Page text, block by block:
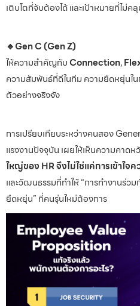
เติบโตที่จับต้องได้ และเป้าหมายที่ไม่ค
🔹Gen C (Gen Z)
ให้ความสำคัญกับConnection,
ความสัมพันธ์ที่ดีในทีม ความยืดหยุ่นใน
ตัวอย่างจริงจัง
การเปรียบเทียบระหว่างคนสอง
แรงงานปัจจุบัน เผยให้เห็นความคาด
ใหญ่ของ HR จึงไม่ใช่แค่การเข้าใจ
และวัฒนธรรมที่ทำให้ “การทำงานร่วม
ยืดหยุ่น” ที่คนรุ่นใหม่ต้องการ